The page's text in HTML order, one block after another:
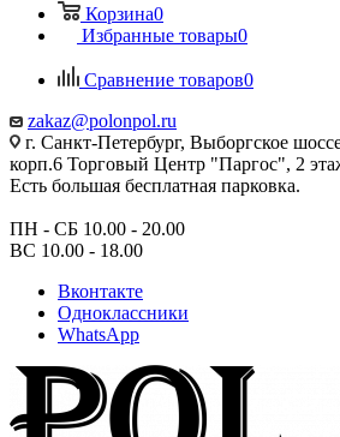
Корзина0
Избранные товары0
Сравнение товаров0
zakaz@polonpol.ru
г. Санкт-Петербург, Выборгское
корп.6 Торговый Центр "Паргос", 2
Есть большая бесплатная парковка.
ПН - СБ 10.00 - 20.00
ВС 10.00 - 18.00
Вконтакте
Одноклассники
WhatsApp